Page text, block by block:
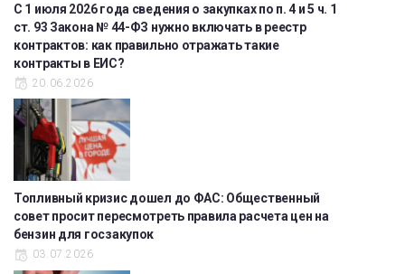
С 1 июля 2026 года сведения о закупках по п. 4 и 5 ч. 1
ст. 93 Закона № 44-ФЗ нужно включать в реестр
контрактов: как правильно отражать такие
контракты в ЕИС?
20.06.2026
Топливный кризис дошел до ФАС: Общественный
совет просит пересмотреть правила расчета цен на
бензин для госзакупок
03.07.2026